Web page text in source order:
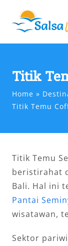
content
Titik
Home
Titik Temu
Titik Temu
beristirahat
Bali. Hal ini
Pantai
wisatawan,
Sektor